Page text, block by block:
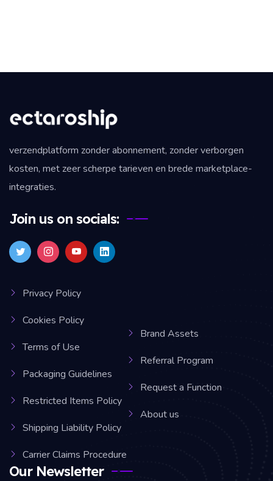
verzendplatform zonder abonnement, zonder verborgen
kosten, met zeer scherpe tarieven en brede marketplace-
integraties.
Join us on socials:
Privacy Policy
Cookies Policy
Terms of Use
Packaging Guidelines
Restricted Items Policy
Shipping Liability Policy
Carrier Claims Procedure
Brand Assets
Referral Program
Request a Function
About us
Our Newsletter